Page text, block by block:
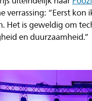
verrassing: “Eerst
Het is geweldig om
en duurzaamheid.”